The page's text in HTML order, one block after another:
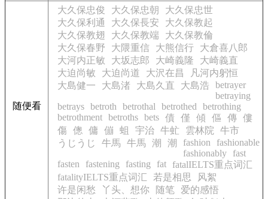
随便看
大久保忠俊 大久保忠朝
大久保忠世
大久保利通
大久保長安
大久保教起
大久保教翅
大久保教端
大久保教倫
大久保春野
大隈重信 大熊信行
大倉喜八郎
大河内正敏
大坂志郎 大崎義隆
大崎義直
大迫尚敏
大迫尚道 大沢在昌
凡河内躬恒
大島健一
大島渚 大島久直 大島浩
betrayer
betraying
betrays betroth betrothal betrothed
betrothing
betrothment betroths bets 債 僅 傾 傴 傳
僂
傷
傯 傭 傰 蛆 宇治 牛虻 雲林院
牛市
うじうじ
牛馬 牛馬 潮 潮 fashion
fashionable
fashionably
fast
fasten
fastening fasting fat
fatalIELTS重点词汇
fatalityIELTS重点词汇
若是相思
风絮
许是闲愁
丫头、想你 随笔
爱的感悟